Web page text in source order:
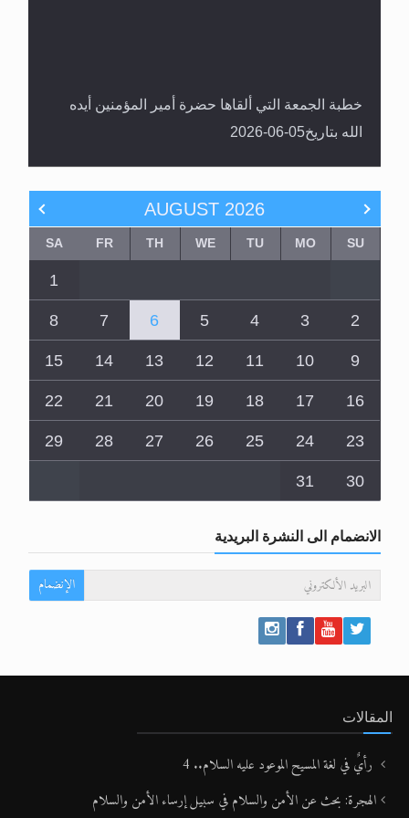
خطبة الجمعة التي ألقاها حضرة أمير المؤمنين أيده
الله بتاريخ05-06-2026
AUGUST 2026
SU
MO
TU
WE
TH
FR
SA
1
2
3
4
5
6
7
8
9
10
11
12
13
14
15
16
17
18
19
20
21
22
23
24
25
26
27
28
29
30
31
الانضمام الى النشرة البريدية
الإنضمام
المقالات
رأيٌ في لغة المسيح الموعود عليه السلام.. 4
الهجرة: بحث عن الأمن والسلام في سبيل إرساء الأمن والسلام